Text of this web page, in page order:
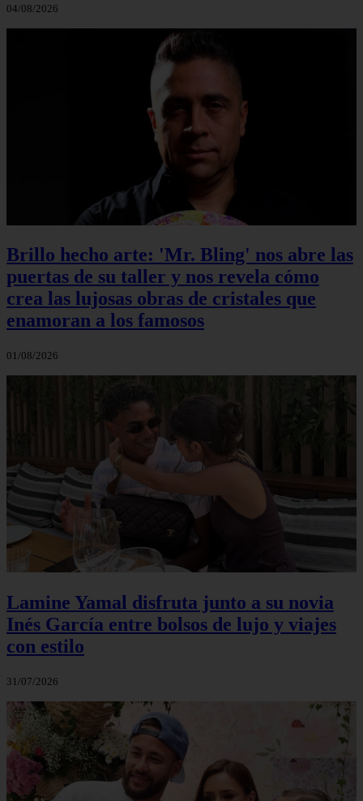
04/08/2026
Brillo hecho arte: 'Mr. Bling' nos abre las
puertas de su taller y nos revela cómo
crea las lujosas obras de cristales que
enamoran a los famosos
01/08/2026
Lamine Yamal disfruta junto a su novia
Inés García entre bolsos de lujo y viajes
con estilo
31/07/2026